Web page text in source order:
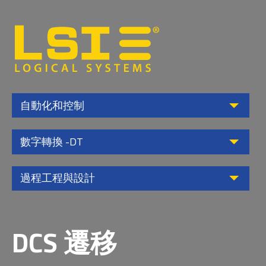
Logical
Systems,
Inc
自動化和控制
數字轉換 -DT
過程工程與設計
DCS 遷移